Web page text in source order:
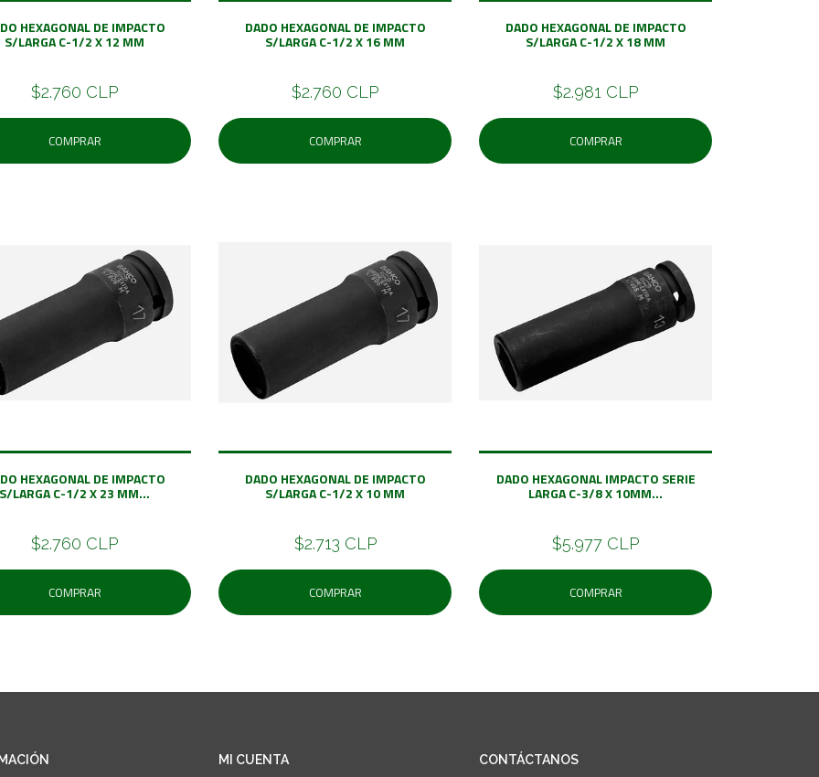
HEXAGONAL DE IMPACTO
S/LARGA C-1/2 X 12 MM
$2.760 CLP
COMPRAR
DADO HEXAGONAL DE IMPACTO
S/LARGA C-1/2 X 16 MM
$2.760 CLP
COMPRAR
DADO HEXAGONAL DE IMPACTO
S/LARGA C-1/2 X 18 MM
$2.981 CLP
COMPRAR
HEXAGONAL DE IMPACTO
S/LARGA C-1/2 X 23 MM...
$2.760 CLP
COMPRAR
DADO HEXAGONAL DE IMPACTO
S/LARGA C-1/2 X 10 MM
$2.713 CLP
COMPRAR
DADO HEXAGONAL IMPACTO SERIE
LARGA C-3/8 X 10MM...
$5.977 CLP
COMPRAR
MI CUENTA CONTÁCTANOS